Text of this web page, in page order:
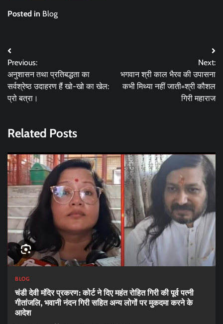
Posted in Blog
Post
navigation
Previous:
अनुशासन तथा प्रतिबद्धता का
सर्वश्रेष्ठ उदाहरण हैं खो-खो का खेल:
प्रो बत्रा।
Next:
भगवान श्री काल भैरव की उपासना
कभी मिथ्या नहीं जाती=श्री कौशल
गिरी महाराज
Related Posts
BLOG
चंडी देवी मंदिर प्रकरण: कोर्ट ने दिए महंत रोहित गिरी की पूर्व पत्नी
गीतांजलि, भवानी नंदन गिरी सहित अन्य लोगों पर मुकदमा करने के
आदेश